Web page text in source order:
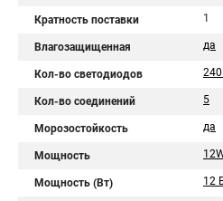
Кратность поставки 1
Влагозащищенная да
Кол-во светодиодов
Кол-во соединений 5
Морозостойкость да
Мощность
Мощность (Вт) 12